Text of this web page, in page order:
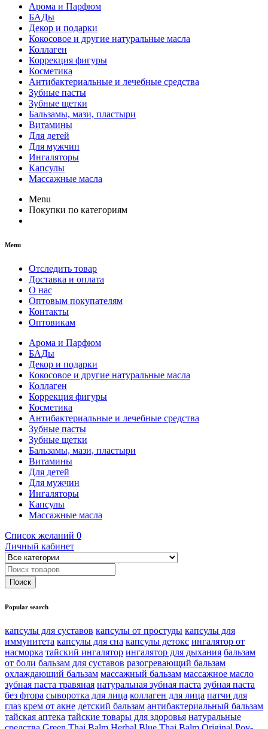
Арома и Парфюм
БАДы
Декор и подарки
Кокосовое и другие натуральные масла
Коллаген
Коррекция фигуры
Косметика
Антибактериальные и лечебные средства
Зубные пасты
Зубные щетки
Бальзамы, мази, пластыри
Витамины
Для детей
Для мужчин
Ингаляторы
Капсулы
Массажные масла
Menu
Покупки по категориям
Menu
Отследить товар
Доставка и оплата
О нас
Оптовым покупателям
Контакты
Оптовикам
Арома и Парфюм
БАДы
Декор и подарки
Кокосовое и другие натуральные масла
Коллаген
Коррекция фигуры
Косметика
Антибактериальные и лечебные средства
Зубные пасты
Зубные щетки
Бальзамы, мази, пластыри
Витамины
Для детей
Для мужчин
Ингаляторы
Капсулы
Массажные масла
Список желаний 0
Личный кабинет
Popular search
капсулы для суставов капсулы от простуды капсулы для
иммунитета капсулы для сна капсулы детокс ингалятор от
насморка тайский ингалятор ингалятор для дыхания бальзам
от боли бальзам для суставов разогревающий бальзам
охлаждающий бальзам массажный бальзам массажное масло
зубная паста травяная натуральная зубная паста зубная паста
без фтора сыворотка для лица коллаген для лица патчи для
глаз крем от акне детский бальзам антибактериальный бальзам
тайская аптека тайские товары для здоровья натуральные